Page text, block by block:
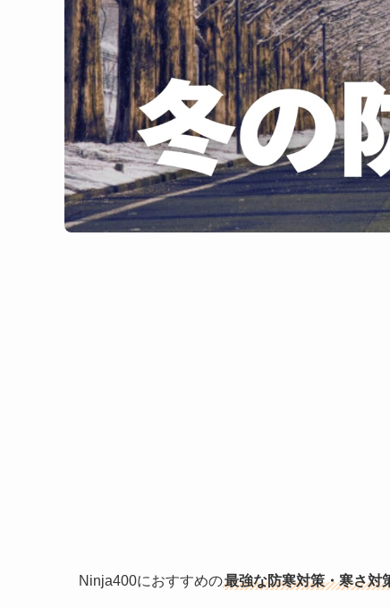
Ninja400におすすめの最強な防寒対策・寒さ対